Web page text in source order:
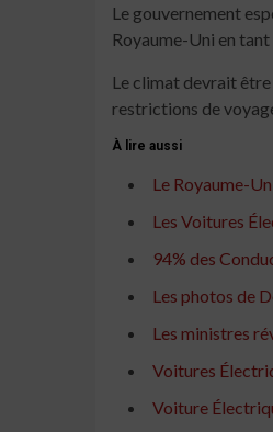
Le gouvernement
Royaume-Uni en
Le climat devrait être
restrictions de
À lire aussi
Le Royaume-
Les Voitures
94% des
Les photos de
Les ministres
Voitures
Voiture